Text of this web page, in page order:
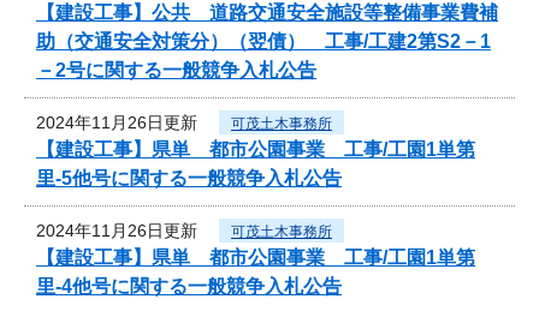
【建設工事】公共 道路交通安全施設等整備事業費補
助（交通安全対策分）（翌債） 工事/工建2第S2－1
－2号に関する一般競争入札公告
2024年11月26日更新 可茂土木事務所
【建設工事】県単 都市公園事業 工事/工園1単第
里-5他号に関する一般競争入札公告
2024年11月26日更新 可茂土木事務所
【建設工事】県単 都市公園事業 工事/工園1単第
里-4他号に関する一般競争入札公告